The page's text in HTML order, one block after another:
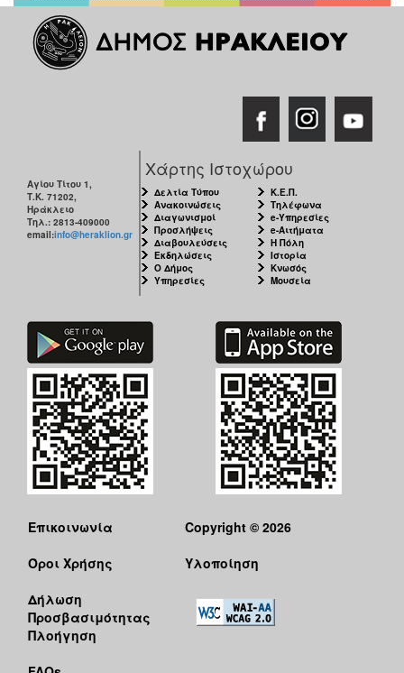
2011
2010
ΤΟΠΟΣ
ΜΑΣ
ΠΟΛΙΤΙΣΜΟΣ
Αγίου Τίτου 1,
Τ.Κ. 71202,
Ηράκλειο
Τηλ.: 2813-409000
email:info@heraklion.gr
Χάρτης Ιστοχώρου
Δελτία Τύπου
Ανακοινώσεις
Διαγωνισμοί
Προσλήψεις
Διαβουλεύσεις
Εκδηλώσεις
Ο Δήμος
Υπηρεσίες
Κ.Ε.Π.
Τηλέφωνα
e-Υπηρεσίες
e-Αιτήματα
Η Πόλη
Ιστορία
Κνωσός
Μουσεία
Επικοινωνία
Όροι Χρήσης
Δήλωση
Προσβασιμότητας
Πλοήγηση
Copyright © 2026
Υλοποίηση